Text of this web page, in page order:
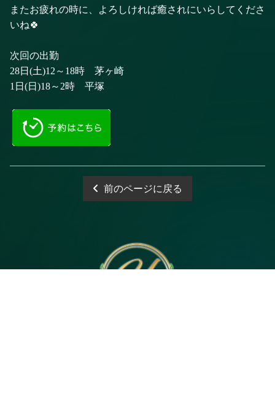
またお疲れの時に、よろしければ癒されにいらしてくださ
いね🍀
次回の出勤
28日(土)12～18時 茅ヶ崎
1日(日)18～2時 平塚
前のページに戻る